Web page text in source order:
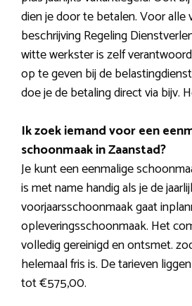
dien je door te betalen. Voor alle
beschrijving Regeling
witte werkster is zelf
op te geven bij de
doe je de betaling direct via bijv.
Ik zoek iemand voor een
schoonmaak in Zaanstad?
Je kunt een eenmalige
is met name handig als je de
voorjaarsschoonmaak gaat
opleveringsschoonmaak. Het
volledig gereinigd en ontsmet.
helemaal fris is. De tarieven
tot €575,00.